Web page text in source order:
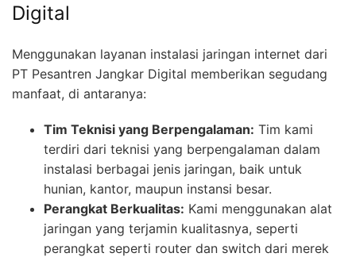
Digital
Menggunakan layanan instalasi jaringan internet dari
PT Pesantren Jangkar Digital memberikan segudang
manfaat, di antaranya:
Tim Teknisi yang Berpengalaman: Tim kami
terdiri dari teknisi yang berpengalaman dalam
instalasi berbagai jenis jaringan, baik untuk
hunian, kantor, maupun instansi besar.
Perangkat Berkualitas: Kami menggunakan alat
jaringan yang terjamin kualitasnya, seperti
perangkat seperti router dan switch dari merek